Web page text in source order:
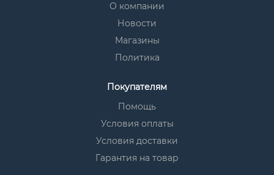
О компании
Новости
Магазины
Политика
Покупателям
Помощь
Условия оплаты
Условия доставки
Гарантия на товар